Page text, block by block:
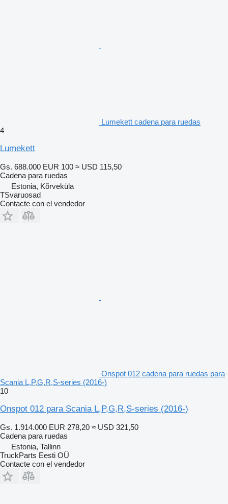
Lumekett cadena para ruedas
4
Lumekett
Gs. 688.000 EUR 100 ≈ USD 115,50
Cadena para ruedas
Estonia, Kõrveküla
TSvaruosad
Contacte con el vendedor
Onspot 012 cadena para ruedas para
Scania L,P,G,R,S-series (2016-)
10
Onspot 012 para Scania L,P,G,R,S-series (2016-)
Gs. 1.914.000 EUR 278,20 ≈ USD 321,50
Cadena para ruedas
Estonia, Tallinn
TruckParts Eesti OÜ
Contacte con el vendedor